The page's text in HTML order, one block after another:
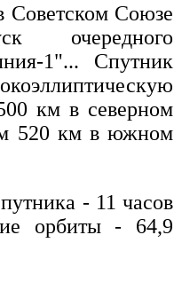
Советском Союзе
очередного
1"... Спутник
км в северном
520 км в южном
- 11 часов
орбиты - 64,9